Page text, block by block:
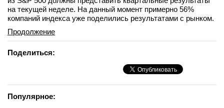
на текущей неделе. На данный момент примерно 56%
компаний индекса уже поделились результатами с рынком.
Продолжение
Поделиться:
Популярное: